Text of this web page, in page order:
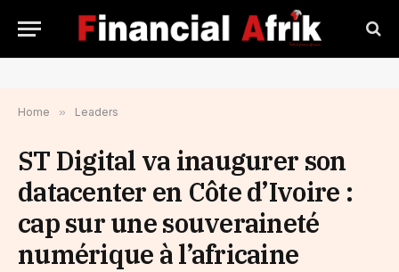
Home » Leaders
ST Digital va inaugurer son
datacenter en Côte d’Ivoire :
cap sur une souveraineté
numérique à l’africaine